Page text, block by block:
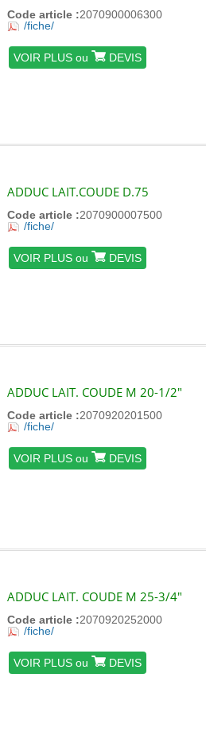
Code article :2070900006300
/fiche/
VOIR PLUS ou DEVIS
ADDUC LAIT.COUDE D.75
Code article :2070900007500
/fiche/
VOIR PLUS ou DEVIS
ADDUC LAIT. COUDE M 20-1/2"
Code article :2070920201500
/fiche/
VOIR PLUS ou DEVIS
ADDUC LAIT. COUDE M 25-3/4"
Code article :2070920252000
/fiche/
VOIR PLUS ou DEVIS